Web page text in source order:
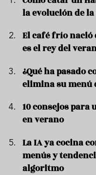
la evolución de
El café frío nació
es el rey del
¿Qué ha pasado
elimina su menú
10 consejos
en verano
La IA ya cocina
menús y
algoritmo